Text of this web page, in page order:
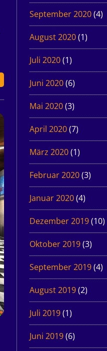
September 2020(4)
August 2020(1)
Juli 2020(1)
Juni 2020(6)
Mai 2020(3)
April 2020(7)
März 2020(1)
Februar 2020(3)
Januar 2020(4)
Dezember 2019(10)
Oktober 2019(3)
September 2019(4)
August 2019(2)
Juli 2019(1)
Juni 2019(6)